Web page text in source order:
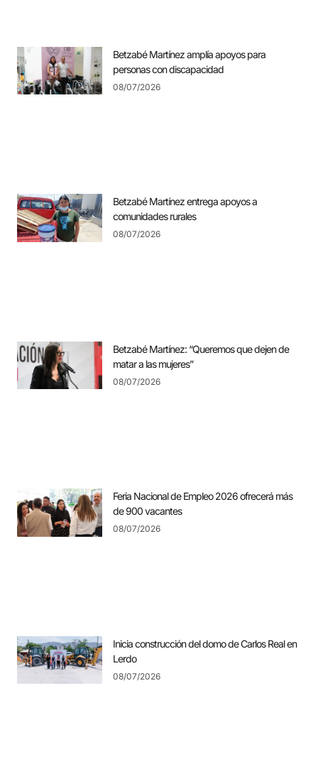
Betzabé Martínez amplía apoyos para
personas con discapacidad
08/07/2026
Betzabé Martínez entrega apoyos a
comunidades rurales
08/07/2026
Betzabé Martínez: “Queremos que dejen de
matar a las mujeres”
08/07/2026
Feria Nacional de Empleo 2026 ofrecerá más
de 900 vacantes
08/07/2026
Inicia construcción del domo de Carlos Real en
Lerdo
08/07/2026